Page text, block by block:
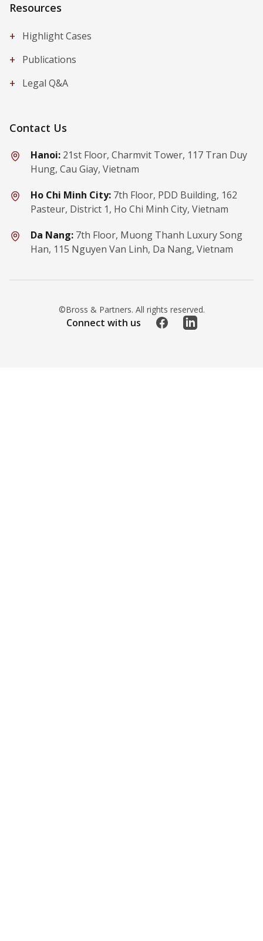
Resources
+
Highlight Cases
+ Publications
+ Legal Q&A
Contact Us
Hanoi: 21st Floor, Charmvit Tower, 117 Tran Duy
Hung, Cau Giay, Vietnam
Ho Chi Minh City: 7th Floor, PDD Building, 162
Pasteur, District 1, Ho Chi Minh City, Vietnam
Da Nang: 7th Floor, Muong Thanh Luxury Song
Han, 115 Nguyen Van Linh, Da Nang, Vietnam
©Bross & Partners. All rights reserved.
Connect with us FacebookLinkedIn